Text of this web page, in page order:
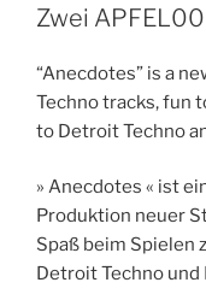
Zwei
“Anecdotes” is a
Techno tracks, fun
to Detroit Techno
» Anecdotes « ist
Produktion neuer
Spaß beim Spielen
Detroit Techno